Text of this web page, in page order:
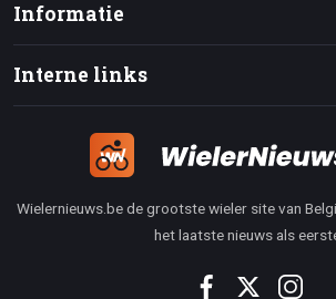
Informatie
Interne links
Wielernieuws.be de grootste wieler site van
het laatste nieuws als